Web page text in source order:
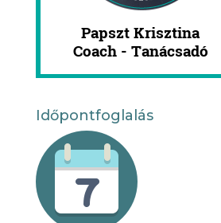
Időpontfoglalás